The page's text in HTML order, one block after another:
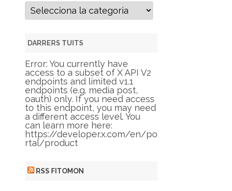
C
g
r
i
e
s
DARRERS TUITS
Error: You currently have
access to a subset of X API V2
endpoints and limited v1.1
endpoints (e.g. media post,
oauth) only. If you need access
to this endpoint, you may need
a different access level. You
can learn more here:
https://developer.x.com/en/po
rtal/product
RSS FITOMON